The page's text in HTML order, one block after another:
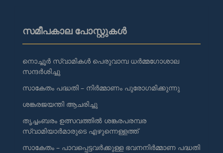
സമീപകാല പോസ്റ്റുകൾ
നൊച്ചൂർ സ്വാമികൾ പെരുവാമ്പ ധർമ്മഗോശാല
സന്ദർശിച്ചു
സാകേതം പദ്ധതി – നിർമ്മാണം പുരോഗമിക്കുന്നു
ശങ്കരജയന്തി ആചരിച്ചു
തൃച്ചംബരം ഉത്സവത്തിൽ ശങ്കരപരമ്പര
സ്വാമിയാർമാരുടെ എഴുന്നെള്ളത്ത്
സാകേതം – പാവപ്പെട്ടവർക്കുള്ള ഭവനനിർമ്മാണ പദ്ധതി